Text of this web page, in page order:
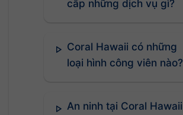
cấp những dịch vụ gì?
Coral Hawaii có những
loại hình công viên nào?
An ninh tại Coral Hawaii